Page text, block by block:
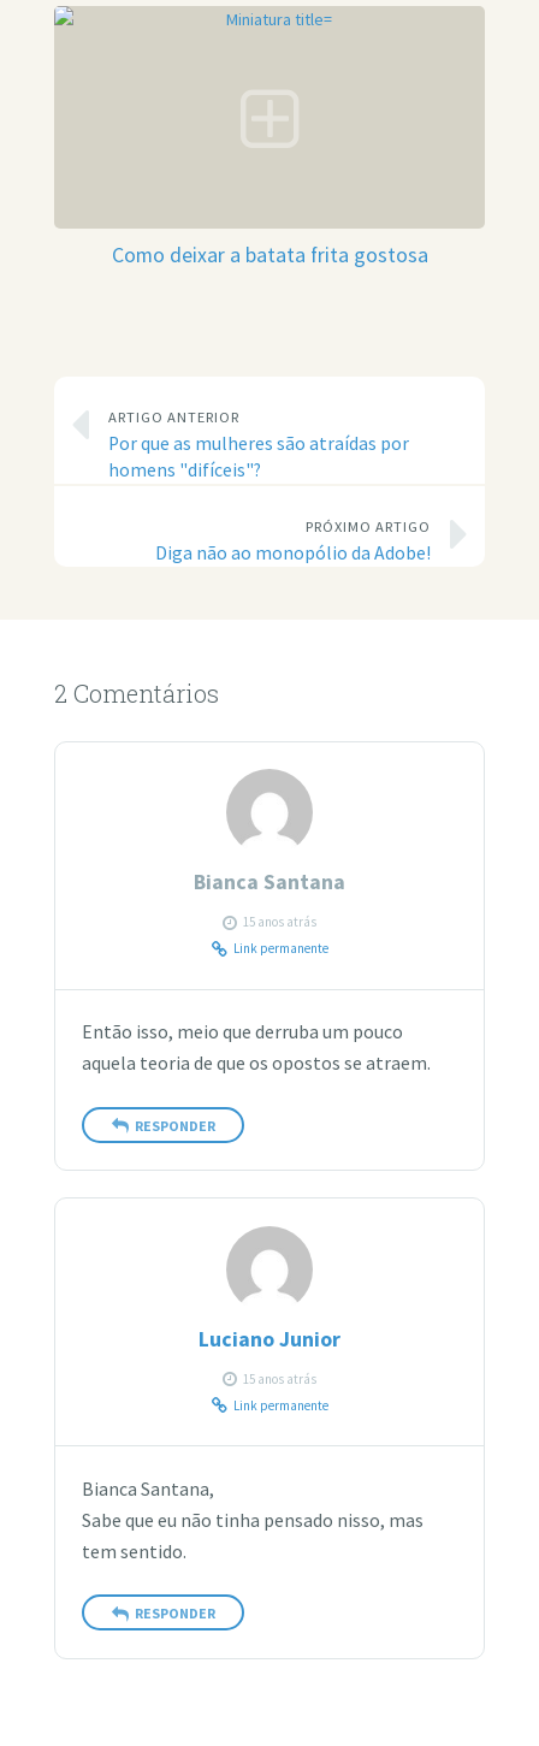
Como deixar a batata frita gostosa
ARTIGO ANTERIOR
Por que as mulheres são atraídas por
homens "difíceis"?
PRÓXIMO ARTIGO
Diga não ao monopólio da Adobe!
2 Comentários
Bianca Santana
15 anos atrás
Link permanente
Então isso, meio que derruba um pouco
aquela teoria de que os opostos se atraem.
RESPONDER
Luciano Junior
15 anos atrás
Link permanente
Bianca Santana,
Sabe que eu não tinha pensado nisso, mas
tem sentido.
RESPONDER